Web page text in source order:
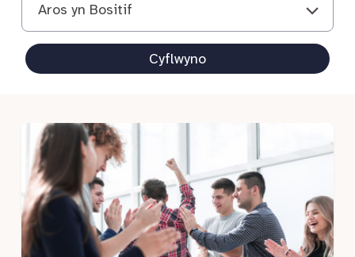
Aros yn Bositif
Cyflwyno